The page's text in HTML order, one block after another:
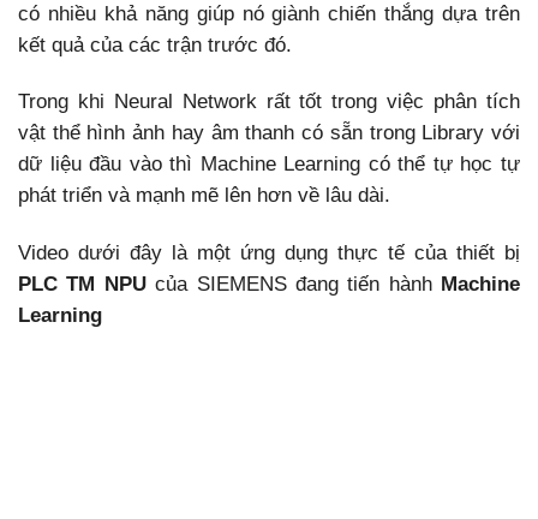
có nhiều khả năng giúp nó giành chiến thắng dựa trên
kết quả của các trận trước đó.
Trong khi Neural Network rất tốt trong việc phân tích
vật thể hình ảnh hay âm thanh có sẵn trong Library với
dữ liệu đầu vào thì Machine Learning có thể tự học tự
phát triển và mạnh mẽ lên hơn về lâu dài.
Video dưới đây là một ứng dụng thực tế của thiết bị
PLC TM NPUcủa SIEMENS đang tiến hành Machine
Learning